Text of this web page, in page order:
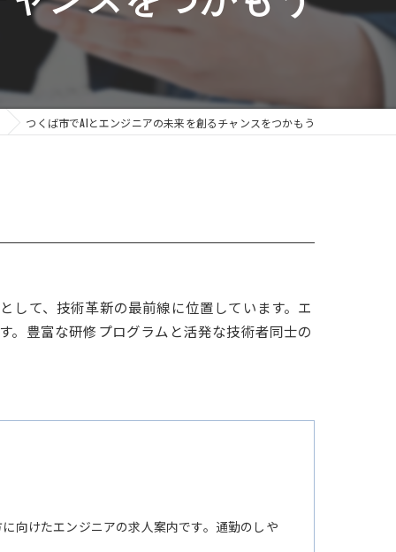
つくば市でAIとエンジニアの未来を創るチャンスをつかもう
して、技術革新の最前線に位置しています。エ
。豊富な研修プログラムと活発な技術者同士の
向けたエンジニアの求人案内です。通勤のしや